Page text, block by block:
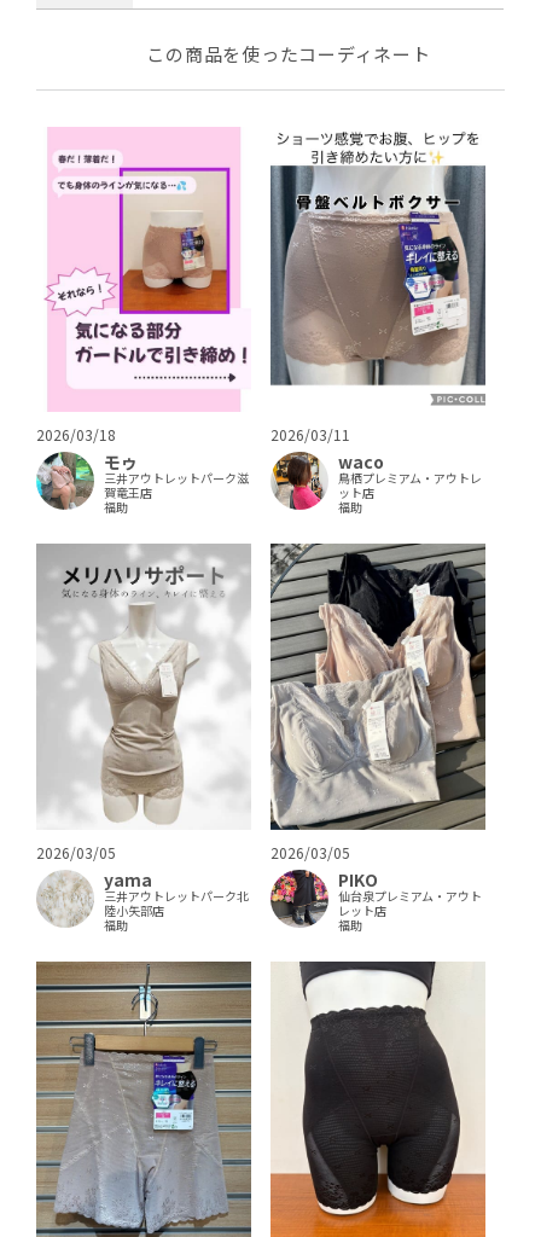
この商品を使ったコーディネート
2026/03/18
モゥ
三井アウトレットパーク滋
賀竜王店
福助
2026/03/11
waco
鳥栖プレミアム・アウトレ
ット店
福助
2026/03/05
yama
三井アウトレットパーク北
陸小矢部店
福助
2026/03/05
PIKO
仙台泉プレミアム・アウト
レット店
福助